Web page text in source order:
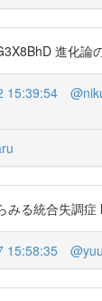
進化論
15:39:54
みる統合失調
15:58:35